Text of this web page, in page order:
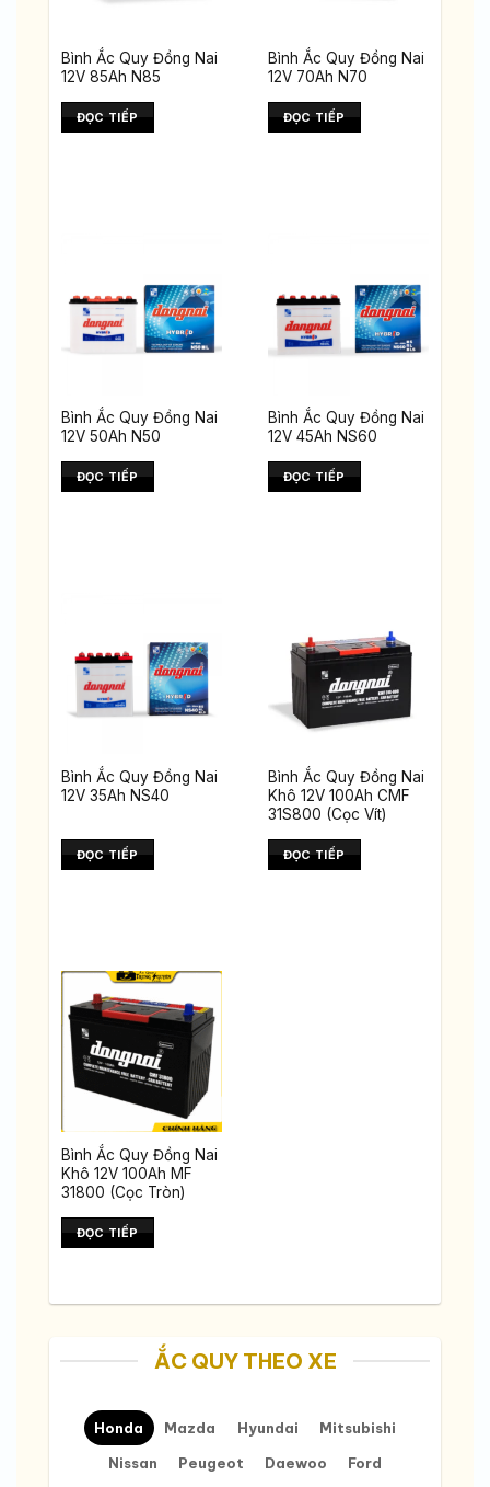
Bình Ắc Quy Đồng Nai
12V 85Ah N85
ĐỌC TIẾP
Bình Ắc Quy Đồng Nai
12V 70Ah N70
ĐỌC TIẾP
Bình Ắc Quy Đồng Nai
12V 50Ah N50
ĐỌC TIẾP
Bình Ắc Quy Đồng Nai
12V 45Ah NS60
ĐỌC TIẾP
Bình Ắc Quy Đồng Nai
12V 35Ah NS40
ĐỌC TIẾP
Bình Ắc Quy Đồng Nai
Khô 12V 100Ah CMF
31S800 (Cọc Vít)
ĐỌC TIẾP
Bình Ắc Quy Đồng Nai
Khô 12V 100Ah MF
31800 (Cọc Tròn)
ĐỌC TIẾP
ẮC QUY THEO XE
Honda Mazda Hyundai
Mitsubishi
Nissan
Peugeot Daewoo Ford